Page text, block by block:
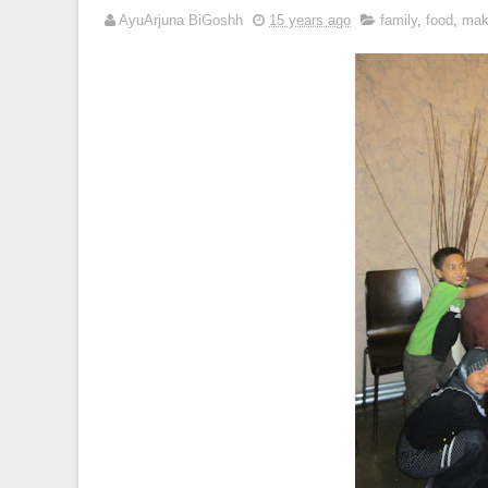
AyuArjuna BiGoshh 15 years ago family, food ,